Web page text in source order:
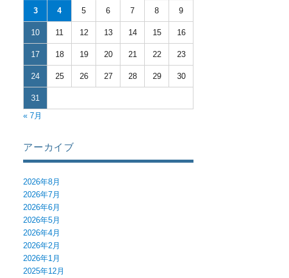
3 4 5 6 7 8 9
10 11 12 13 14 15 16
17 18 19 20 21 22 23
24 25 26 27 28 29 30
31
« 7月
アーカイブ
2026年8月
2026年7月
2026年6月
2026年5月
2026年4月
2026年2月
2026年1月
2025年12月